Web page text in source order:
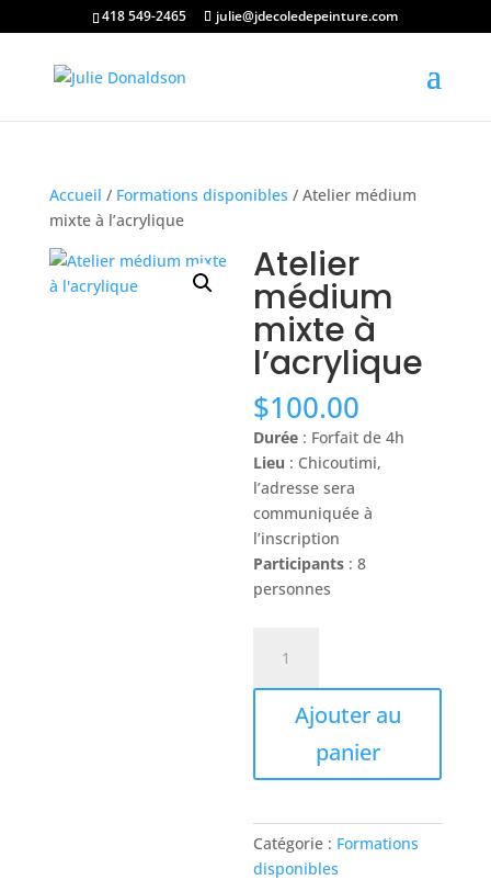
418 549-2465 julie@jdecoledepeinture.com
Accueil / Formations disponibles / Atelier médium
mixte à l’acrylique
Atelier
médium
mixte à
l’acrylique
$100.00
Durée : Forfait de 4h
Lieu : Chicoutimi,
l’adresse sera
communiquée à
l’inscription
Participants : 8
personnes
Atelier
médiumAjouter au
panier
Catégorie : Formations
disponibles